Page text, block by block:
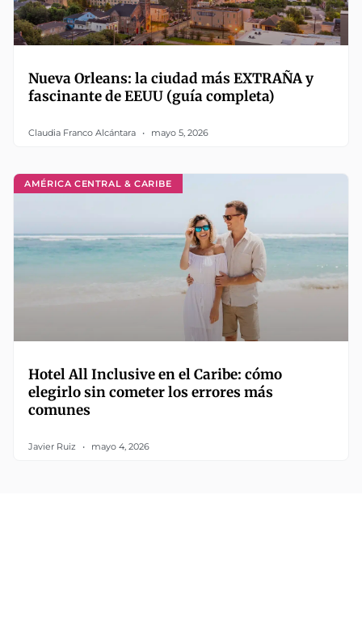
Nueva Orleans: la ciudad más EXTRAÑA y
fascinante de EEUU (guía completa)
Claudia Franco Alcántara mayo 5, 2026
AMÉRICA CENTRAL & CARIBE
Hotel All Inclusive en el Caribe: cómo
elegirlo sin cometer los errores más
comunes
Javier Ruiz mayo 4, 2026